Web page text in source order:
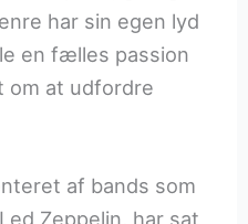
har sin egen lyd
en fælles passion
om at udfordre
af bands som
Zeppelin, har sat